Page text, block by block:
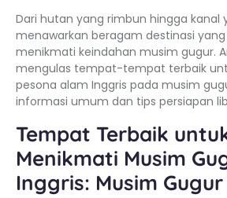
Dari hutan yang rimbun hingga kanal
menawarkan beragam destinasi
menikmati keindahan musim gugur.
mengulas tempat-tempat terbaik
pesona alam Inggris pada musim
informasi umum dan tips persiapan
Tempat Terbaik
Menikmati Musim
Inggris: Musim